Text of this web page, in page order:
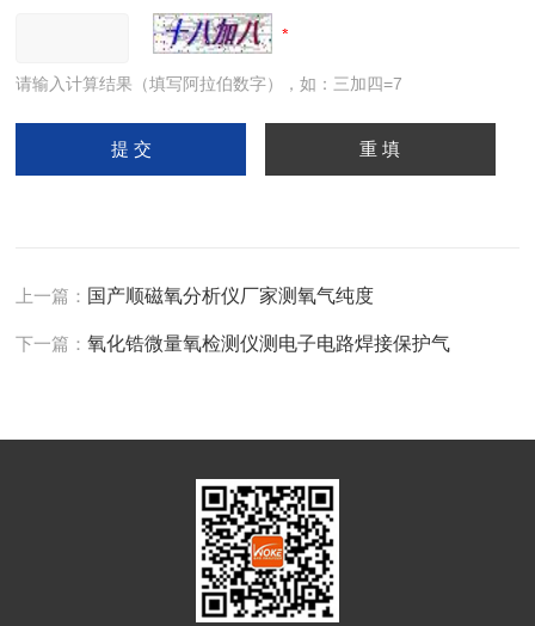
请输入计算结果（填写阿拉伯数字），如：三加四=7
上一篇： 国产顺磁氧分析仪厂家测氧气纯度
下一篇：氧化锆微量氧检测仪测电子电路焊接保护气